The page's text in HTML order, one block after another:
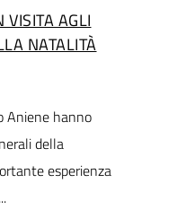
VISITA AGLI
NATALITÀ
Aniene hanno
della
esperienza